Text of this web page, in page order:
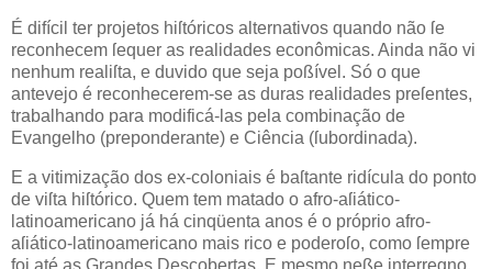
É difícil ter projetos hiſtóricos alternativos quando não ſe
reconhecem ſequer as realidades econômicas. Ainda não vi
nenhum realiſta, e duvido que seja poßível. Só o que
antevejo é reconhecerem-se as duras realidades preſentes,
trabalhando para modificá-las pela combinação de
Evangelho (preponderante) e Ciência (ſubordinada).
E a vitimização dos ex-coloniais é baſtante ridícula do ponto
de viſta hiſtórico. Quem tem matado o afro-aſiático-
latinoamericano já há cinqüenta anos é o próprio afro-
aſiático-latinoamericano mais rico e poderoſo, como ſempre
foi até as Grandes Descobertas. E mesmo neße interregno,